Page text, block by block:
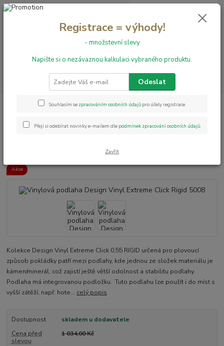
+420 731 199 591 0,00 Kč
Vinylové podlahy RIGID CLICK
Design Vinyl Extreme Click
Vinylová podlaha Design Vinyl
Extreme Click Rigid 5008
Akce
Kolekce Design Vinyl Extreme Click 0,55 RIGID určená pro plovoucí
způsob pokládky patří mezi podlahy, kde jednou ze složek materiálu je
kámen/minerál, což zajistí ještě větší odolnost a stabilitu podlahy.
Podlaha má integrovanou podložku. Tuto podlahu lze použít i do míst s
vyšší zátěží, např. hote... celý popis
Dostupnost
skladem u dodavatele
Cena před
slevou
1 034,00 Kč
Registrace = výhody!
- množstevní slevy
Napište si o nezávaznou kalkulaci vybraného produktu.
Odeslat
Souhlasím se zpracováním osobních údajů pro účely registrace.
Přeji si odebírat novinky e-mailem dle podmínek zpracování osobních údajů.
Zavřít